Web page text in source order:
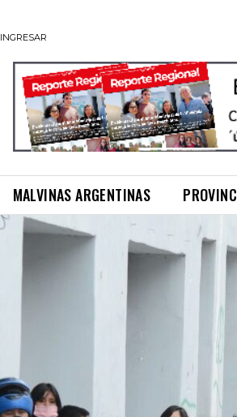
INGRESAR
MALVINAS ARGENTINAS